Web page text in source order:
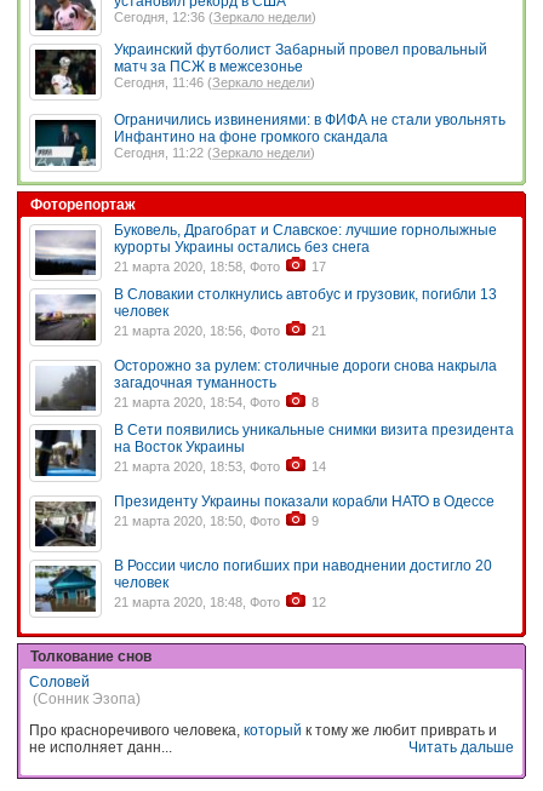
Сегодня, 12:36 (Зеркало недели)
Украинский футболист Забарный провел провальный
матч за ПСЖ в межсезонье
Сегодня, 11:46 (Зеркало недели)
Ограничились извинениями: в ФИФА не стали увольнять
Инфантино на фоне громкого скандала
Сегодня, 11:22 (Зеркало недели)
Фоторепортаж
Буковель, Драгобрат и Славское: лучшие горнолыжные
курорты Украины остались без снега
21 марта 2020, 18:58, Фото 17
В Словакии столкнулись автобус и грузовик, погибли 13
человек
21 марта 2020, 18:56, Фото 21
Осторожно за рулем: столичные дороги снова накрыла
загадочная туманность
21 марта 2020, 18:54, Фото 8
В Сети появились уникальные снимки визита президента
на Восток Украины
21 марта 2020, 18:53, Фото 14
Президенту Украины показали корабли НАТО в Одессе
21 марта 2020, 18:50, Фото 9
В России число погибших при наводнении достигло 20
человек
21 марта 2020, 18:48, Фото 12
Толкование снов
Соловей
(Сонник Эзопа)
Про красноречивого человека, который к тому же любит приврать и
не исполняет данн...
Читать дальше